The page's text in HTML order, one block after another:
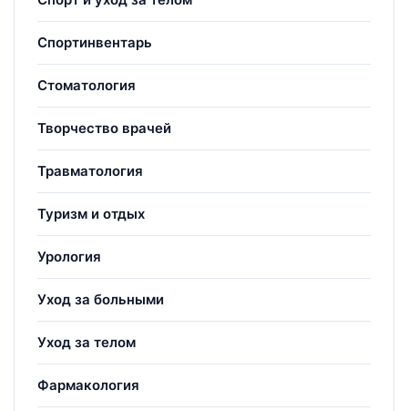
Спортинвентарь
Стоматология
Творчество врачей
Травматология
Туризм и отдых
Урология
Уход за больными
Уход за телом
Фармакология